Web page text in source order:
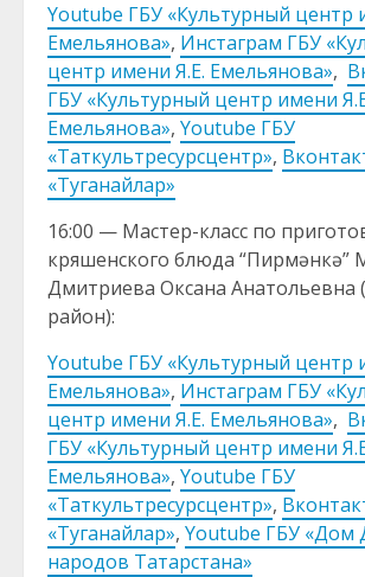
Youtube ГБУ «Культурный центр
Емельянова», Инстаграм ГБУ
центр имени Я.Е. Емельянова»,
ГБУ «Культурный центр имени
Емельянова», Youtube ГБУ
«Таткультресурсцентр»,
«Туганайлар»
16:00 — Мастер-класс по
кряшенского блюда “Пирмәнкә”
Дмитриева Оксана Анатольевна
район):
Youtube ГБУ «Культурный центр
Емельянова», Инстаграм ГБУ
центр имени Я.Е. Емельянова»,
ГБУ «Культурный центр имени
Емельянова», Youtube ГБУ
«Таткультресурсцентр»,
«Туганайлар», Youtube ГБУ «Дом
народов Татарстана»